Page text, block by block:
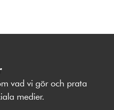
vad vi gör och prata
medier.